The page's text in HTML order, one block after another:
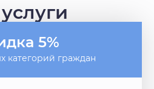
5%
категорий граждан